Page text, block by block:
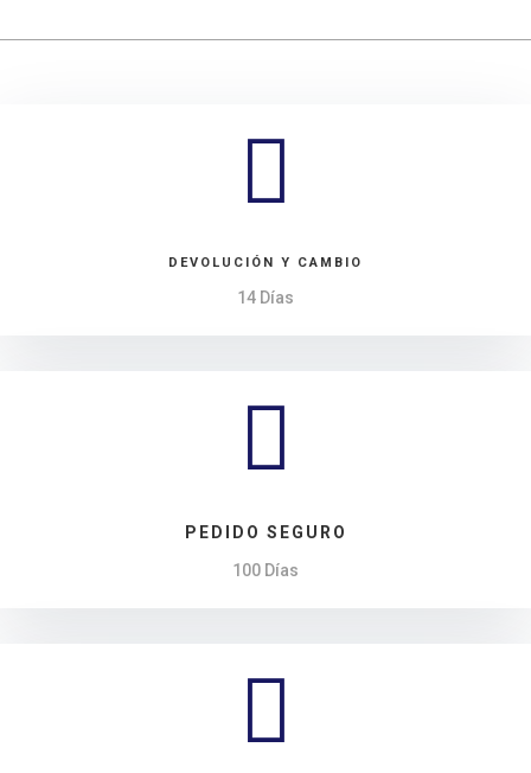

DEVOLUCIÓN Y CAMBIO
14 Días

PEDIDO SEGURO
100 Días
